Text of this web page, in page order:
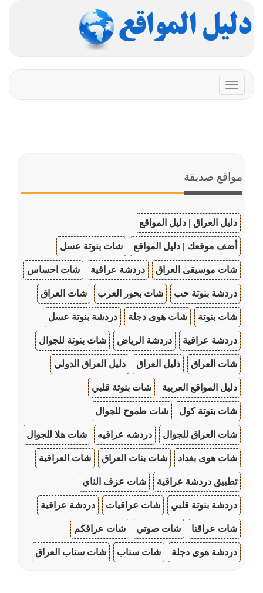
Toggle
navigation
مواقع صديقة
دليل العراق | دليل المواقع
أضف موقعك | دليل المواقع شات بنوتة عسل
شات موسيقى العراق دردشة عراقية شات احساس
دردشة بنوتة حب شات بحور العرب شات العراق
شات بنوتة شات هوى دجلة دردشة بنوتة عسل
دردشة عراقية دردشة الرياض شات بنوتة للجوال
شات العراق دليل العراق دليل العراق الدولي
دليل المواقع العربية شات بنوتة قلبي
شات بنوتة كول شات طموح للجوال
شات العراق للجوال دردشه عراقيه شات هلا للجوال
شات هوى بغداد شات بنات العراق شات العراقية
تطبيق دردشة عراقية شات عزف الناي
دردشة بنوتة قلبي شات عراقيات دردشة عراقية
شات عراقنا شات صوتي شات عراقكم
دردشة هوى دجلة شات سناب شات سناب العراق